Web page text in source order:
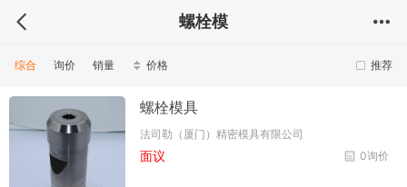
螺栓模
推荐
综合 询价 销量 价格
螺栓模具
法司勒（厦门）精密模具有限公司
0询价
面议